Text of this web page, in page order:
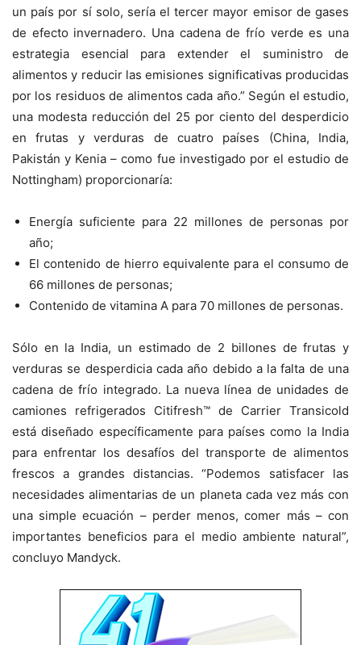
un país por sí solo, sería el tercer mayor emisor de gases
de efecto invernadero. Una cadena de frío verde es una
estrategia esencial para extender el suministro de
alimentos y reducir las emisiones significativas producidas
por los residuos de alimentos cada año.” Según el estudio,
una modesta reducción del 25 por ciento del desperdicio
en frutas y verduras de cuatro países (China, India,
Pakistán y Kenia – como fue investigado por el estudio de
Nottingham) proporcionaría:
Energía suficiente para 22 millones de personas por
año;
El contenido de hierro equivalente para el consumo de
66 millones de personas;
Contenido de vitamina A para 70 millones de personas.
Sólo en la India, un estimado de 2 billones de frutas y
verduras se desperdicia cada año debido a la falta de una
cadena de frío integrado. La nueva línea de unidades de
camiones refrigerados Citifresh™ de Carrier Transicold
está diseñado específicamente para países como la India
para enfrentar los desafíos del transporte de alimentos
frescos a grandes distancias. “Podemos satisfacer las
necesidades alimentarias de un planeta cada vez más con
una simple ecuación – perder menos, comer más – con
importantes beneficios para el medio ambiente natural”,
concluyo Mandyck.